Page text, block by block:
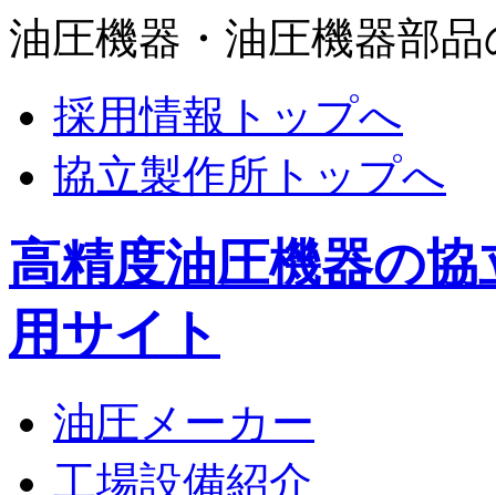
油圧機器・油圧機器部
採用情報トップへ
協立製作所トップへ
高精度油圧機器の
用サイト
油圧メーカー
工場設備紹介